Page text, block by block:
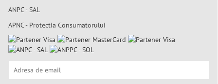
ANPC - SAL
APNC - Protectia Consumatorului